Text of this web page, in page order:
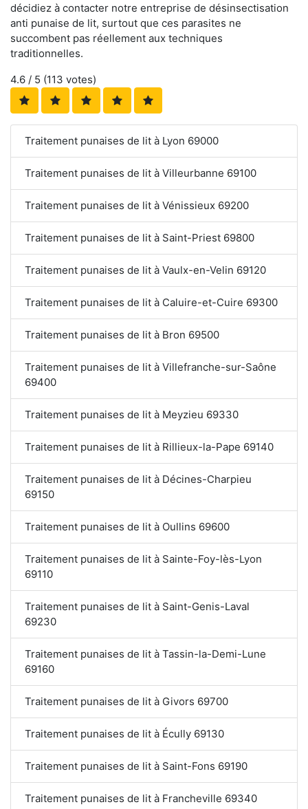
décidiez à contacter notre entreprise de désinsectisation
anti punaise de lit, surtout que ces parasites ne
succombent pas réellement aux techniques
traditionnelles.
4.6 / 5 (113 votes)
Traitement punaises de lit à Lyon 69000
Traitement punaises de lit à Villeurbanne 69100
Traitement punaises de lit à Vénissieux 69200
Traitement punaises de lit à Saint-Priest 69800
Traitement punaises de lit à Vaulx-en-Velin 69120
Traitement punaises de lit à Caluire-et-Cuire 69300
Traitement punaises de lit à Bron 69500
Traitement punaises de lit à Villefranche-sur-Saône
69400
Traitement punaises de lit à Meyzieu 69330
Traitement punaises de lit à Rillieux-la-Pape 69140
Traitement punaises de lit à Décines-Charpieu
69150
Traitement punaises de lit à Oullins 69600
Traitement punaises de lit à Sainte-Foy-lès-Lyon
69110
Traitement punaises de lit à Saint-Genis-Laval
69230
Traitement punaises de lit à Tassin-la-Demi-Lune
69160
Traitement punaises de lit à Givors 69700
Traitement punaises de lit à Écully 69130
Traitement punaises de lit à Saint-Fons 69190
Traitement punaises de lit à Francheville 69340